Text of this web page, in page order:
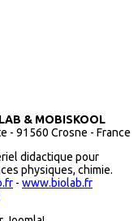
& MOBISKOOL
- 91560 Crosne - France
didactique pour
physiques, chimie.
- www.biolab.fr